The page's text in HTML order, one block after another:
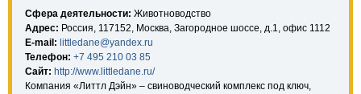
Сфера деятельности: Животноводство
Адрес: Россия, 117152, Москва, Загородное шоссе, д.1, офис 1112
E-mail: littledane@yandex.ru
Телефон: +7 495 210 03 85
Сайт: http://www.littledane.ru/
Компания «Литтл Дэйн» – свиноводческий комплекс под ключ,